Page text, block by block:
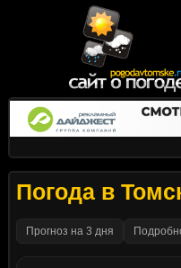
Погода в
Прогноз на 3 дня